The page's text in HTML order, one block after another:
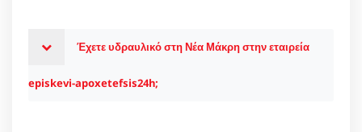
Έχετε υδραυλικό στη Νέα Μάκρη στην εταιρεία
episkevi-apoxetefsis24h;